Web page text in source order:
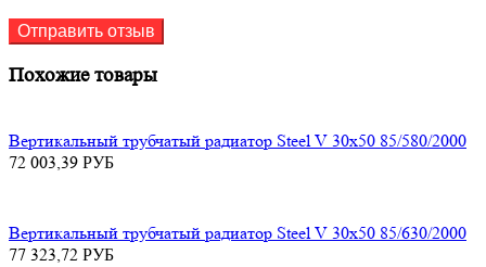
Похожие товары
Вертикальный трубчатый радиатор Steel V 30х50 85/580/2000
72 003,39 РУБ
Вертикальный трубчатый радиатор Steel V 30х50 85/630/2000
77 323,72 РУБ